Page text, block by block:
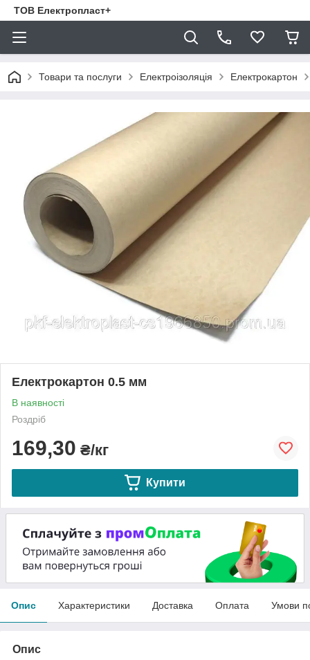
ТОВ Електропласт+
Товари та послуги Електроізоляція Електрокартон
Електрокартон 0.5 мм
В наявності
Роздріб
169,30 ₴/кг
Купити
Опис Характеристики Доставка Оплата Умови
Опис